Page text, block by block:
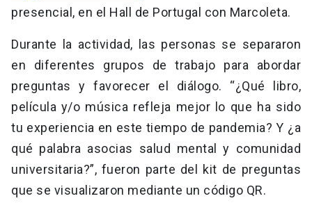
presencial, en el Hall de Portugal con Marcoleta.
Durante la actividad, las personas se separaron
en diferentes grupos de trabajo para abordar
preguntas y favorecer el diálogo. “¿Qué libro,
película y/o música refleja mejor lo que ha sido
tu experiencia en este tiempo de pandemia? Y ¿a
qué palabra asocias salud mental y comunidad
universitaria?”, fueron parte del kit de preguntas
que se visualizaron mediante un código QR.